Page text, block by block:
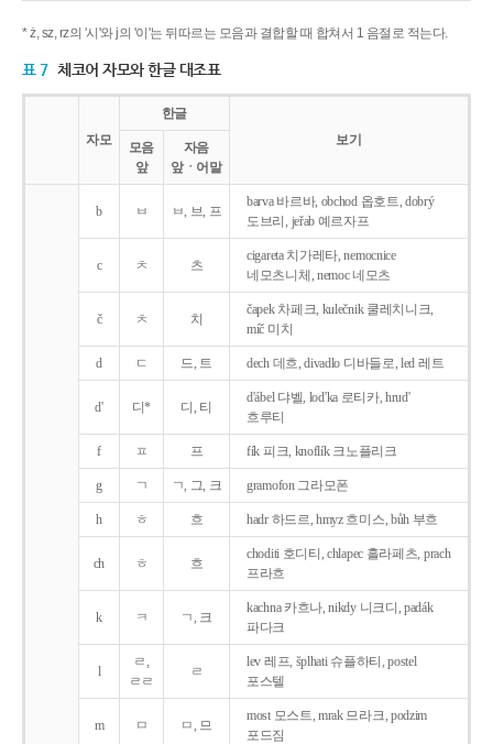
* ż, sz, rz의 '시'와 j의 '이'는 뒤따르는 모음과 결합할 때 합쳐서 1 음절로 적는다.
표 7 체코어 자모와 한글 대조표
자모
한글
보기
모음
앞
자음
앞ㆍ어말
b ㅂ ㅂ, 브, 프
barva 바르바, obchod 옵호트, dobrý
도브리, jeřab 예르자프
c ㅊ 츠
cigareta 치가레타, nemocnice
네모츠니체, nemoc 네모츠
č ㅊ 치
čapek 차페크, kulečnik 쿨레치니크,
míč 미치
d ㄷ 드, 트 dech 데흐, divadlo 디바들로, led 레트
d' 디* 디, 티
d'ábel 댜벨, lod'ka 로티카, hrud'
흐루티
f ㅍ 프 fík 피크, knoflík 크노플리크
g ㄱ ㄱ, 그, 크 gramofon 그라모폰
h ㅎ 흐 hadr 하드르, hmyz 흐미스, bůh 부흐
ch ㅎ 흐
choditi 호디티, chlapec 흘라페츠, prach
프라흐
k ㅋ ㄱ, 크
kachna 카흐나, nikdy 니크디, padák
파다크
l
ㄹ,
ㄹㄹ
ㄹ
lev 레프, šplhati 슈플하티, postel
포스텔
m ㅁ ㅁ, 므
most 모스트, mrak 므라크, podzim
포드짐